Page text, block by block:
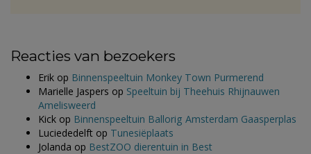
Reacties van bezoekers
Erik op Binnenspeeltuin Monkey Town Purmerend
Marielle Jaspers op Speeltuin bij Theehuis Rhijnauwen
Amelisweerd
Kick op Binnenspeeltuin Ballorig Amsterdam Gaasperplas
Luciededelft op Tunesiëplaats
Jolanda op BestZOO dierentuin in Best